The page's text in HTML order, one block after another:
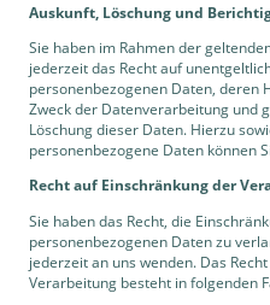
Auskunft, Löschung und
Sie haben im Rahmen der
jederzeit das Recht auf
personenbezogenen Daten, deren
Zweck der Datenverarbeitung und
Löschung dieser Daten. Hierzu
personenbezogene Daten können
Recht auf Einschränkung der
Sie haben das Recht, die
personenbezogenen Daten zu
jederzeit an uns wenden. Das
Verarbeitung besteht in folgenden